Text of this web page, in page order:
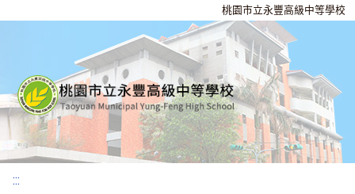
桃園市立永豐高級中等學校
:::